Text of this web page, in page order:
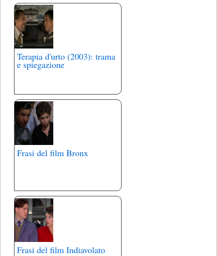
Terapia d'urto (2003): trama
e spiegazione
Frasi del film Bronx
Frasi del film Indiavolato